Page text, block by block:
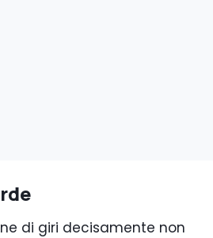
di giri decisamente non